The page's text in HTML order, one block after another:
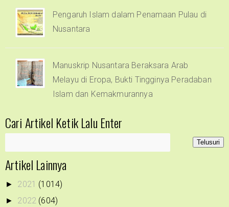
Pengaruh Islam dalam Penamaan Pulau di
Nusantara
Manuskrip Nusantara Beraksara Arab
Melayu di Eropa, Bukti Tingginya Peradaban
Islam dan Kemakmurannya
Cari Artikel Ketik Lalu Enter
Artikel Lainnya
► 2021 (1014)
► 2022 (604)